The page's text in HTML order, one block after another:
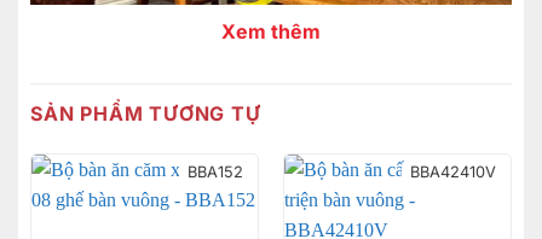
Xem thêm
SẢN PHẨM TƯƠNG TỰ
BBA152 BBA42410V